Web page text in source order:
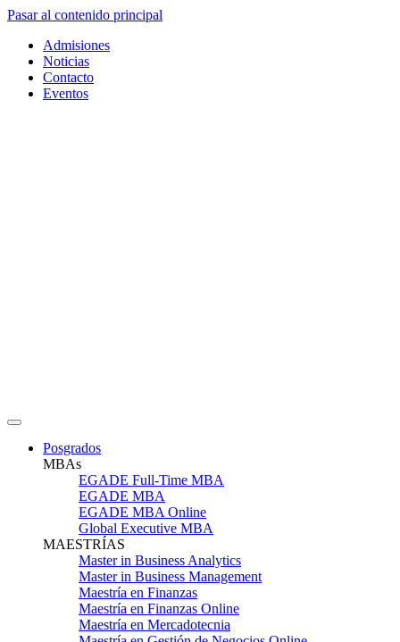
Pasar al contenido principal
Admisiones
Noticias
Contacto
Eventos
Posgrados
MBAs
EGADE Full-Time MBA
EGADE MBA
EGADE MBA Online
Global Executive MBA
MAESTRÍAS
Master in Business Analytics
Master in Business Management
Maestría en Finanzas
Maestría en Finanzas Online
Maestría en Mercadotecnia